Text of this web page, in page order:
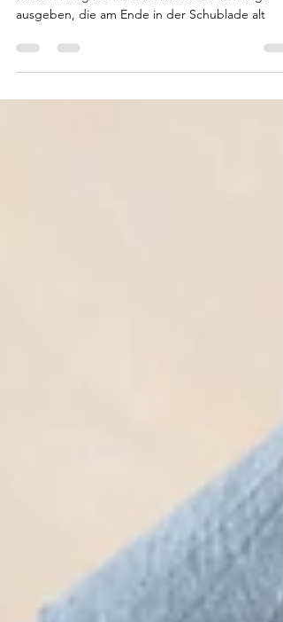
Bestimmt habt ihr euch schon gefragt, was
ausgeben, die am Ende in der Schublade alt